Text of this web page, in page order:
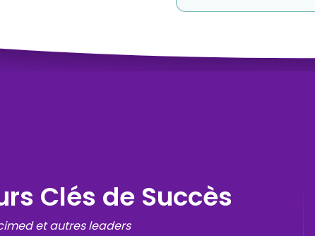
Clés de Succès
et autres leaders